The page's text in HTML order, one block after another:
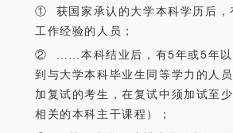
① 获国家承认的大学本科学历后，
工作经验的人员；
② ……本科结业后，有5年或5年以
到与大学本科毕业生同等学力的人
加复试的考生，在复试中须加试至
相关的本科主干课程）；